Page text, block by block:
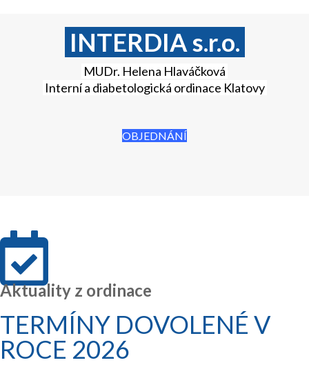
INTERDIA s.r.o.
MUDr. Helena Hlaváčková
Interní a diabetologická ordinace Klatovy
OBJEDNÁNÍ
Aktuality z ordinace
TERMÍNY DOVOLENÉ V
ROCE 2026